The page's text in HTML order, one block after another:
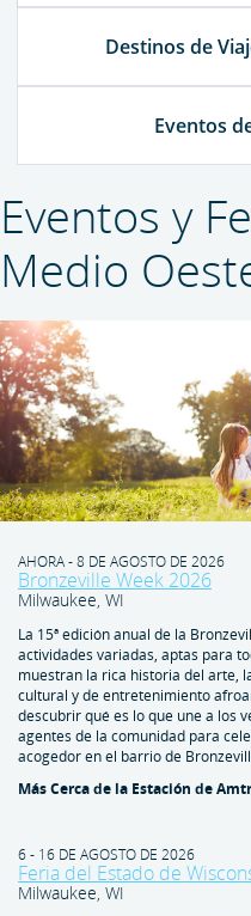
Destinos de
Eventos
Eventos y
Medio
AHORA - 8 DE AGOSTO DE 2026
Bronzeville Week 2026
Milwaukee, WI
La 15ª edición anual de la
actividades variadas, aptas para
muestran la rica historia del arte,
cultural y de entretenimiento
descubrir qué es lo que une a los
agentes de la comunidad para
acogedor en el barrio de
Más Cerca de la Estación de
6 - 16 DE AGOSTO DE 2026
Feria del Estado de
Milwaukee, WI